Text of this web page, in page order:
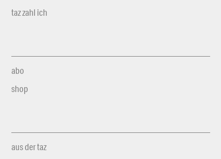
taz zahl ich
abo
shop
aus der taz